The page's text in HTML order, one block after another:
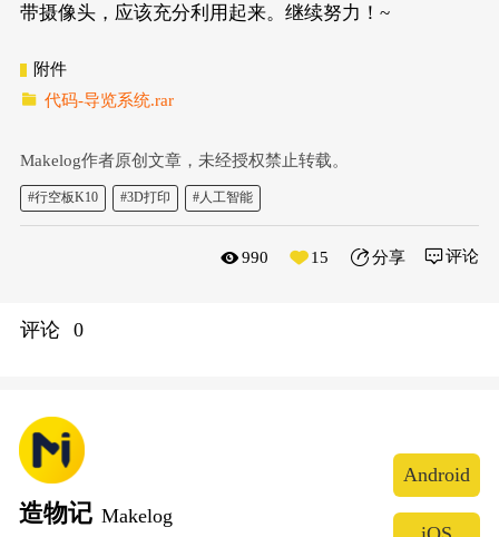
带摄像头，应该充分利用起来。继续努力！~
附件
代码-导览系统.rar
Makelog作者原创文章，未经授权禁止转载。
#行空板K10 #3D打印 #人工智能
990 15 分享
评论 0
评论
造物记 Makelog
Android